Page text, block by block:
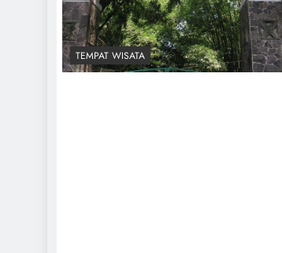
TEMPAT WISATA